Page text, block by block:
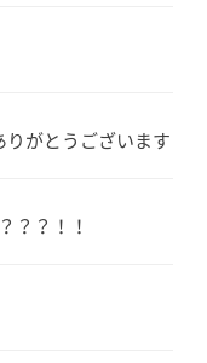
がとうございます
？？！！